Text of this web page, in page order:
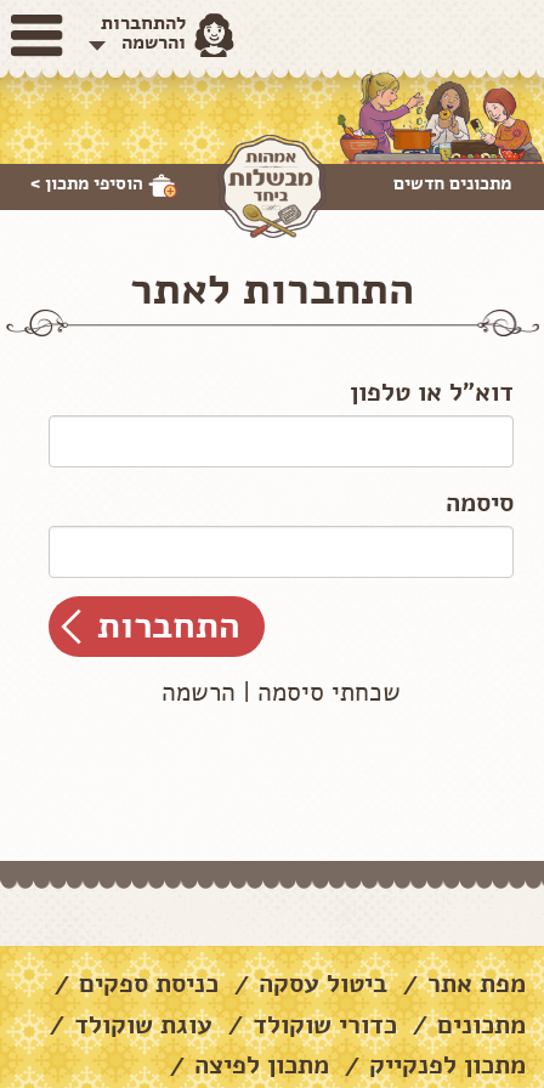
להתחברות
והרשמה
הוסיפי מתכון > מתכונים חדשים
התחברות לאתר
דוא"ל או טלפון
סיסמה
שכחתי סיסמה | הרשמה
מפת אתר / ביטול עסקה / כניסת ספקים /
מתכונים / כדורי שוקולד / עוגת שוקולד /
מתכון לפנקייק / מתכון לפיצה /